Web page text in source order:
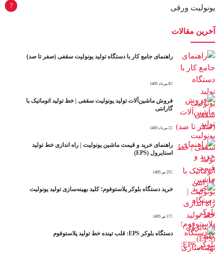
یونولیت ورقی 7
آخرین مقالات
راهنمای جامع کار با دستگاه تولید یونولیت سقفی (صفر تا صد)
8 مرداد 1405
فروش ماشین‌آلات تولید یونولیت سقفی | خط تولید اتوماتیک با
گارانتی
2 مرداد 1405
راهنمای خرید و قیمت ماشین یونولیت | راه اندازی خط تولید
استایرول (EPS)
25 تیر 1405
خرید دستگاه بلوکر پلاستوفوم؛ کلید بهینه‌سازی تولید یونولیت
17 تیر 1405
دستگاه بلوکر EPS: قلب تپنده خط تولید پلاستوفوم